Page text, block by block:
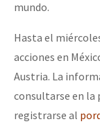
mundo.
Hasta el
acciones en
Austria. La
consultarse en la
registrarse al